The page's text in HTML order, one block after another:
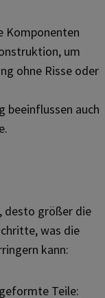
Komponenten
um
ohne Risse oder
beeinflussen auch
desto größer die
was die
kann:
Teile: